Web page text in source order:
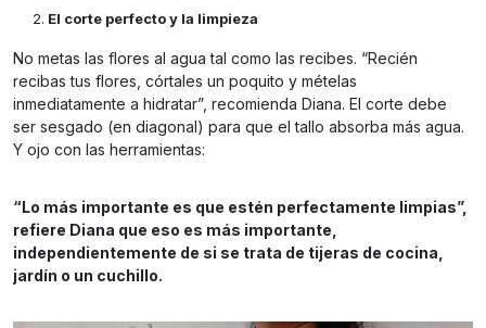
El corte perfecto y la limpieza
No metas las flores al agua tal como las recibes. “Recién
recibas tus flores, córtales un poquito y mételas
inmediatamente a hidratar”, recomienda Diana. El corte debe
ser sesgado (en diagonal) para que el tallo absorba más agua.
Y ojo con las herramientas:
“Lo más importante es que estén perfectamente limpias”,
refiere Diana que eso es más importante,
independientemente de si se trata de tijeras de cocina,
jardín o un cuchillo.